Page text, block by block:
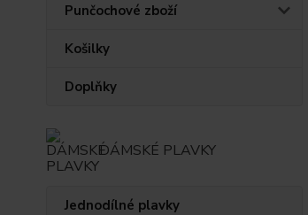
Punčochové zboží
Košilky
Doplňky
DÁMSKÉ PLAVKY
Jednodílné plavky